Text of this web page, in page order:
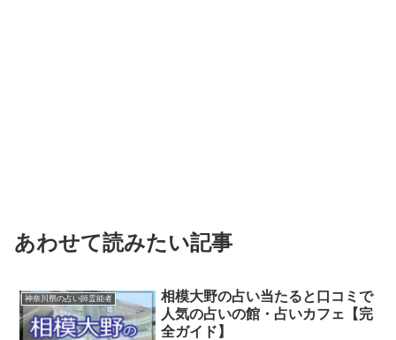
あわせて読みたい記事
神奈川県の占い師霊能者
相模大野の占い当たると口コミで
人気の占いの館・占いカフェ【完
全ガイド】